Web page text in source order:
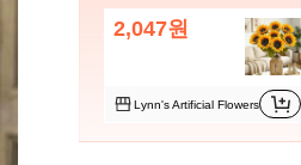
2,047원
Lynn's Artificial Flowers